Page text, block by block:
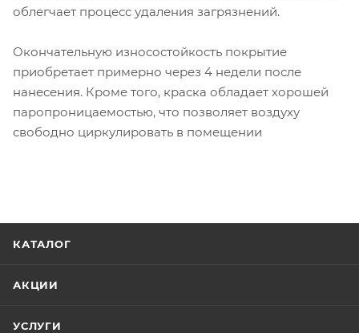
облегчает процесс удаления загрязнений.
Окончательную износостойкость покрытие
приобретает примерно через 4 недели после
нанесения. Кроме того, краска обладает хорошей
паропроницаемостью, что позволяет воздуху
свободно циркулировать в помещении
КАТАЛОГ
АКЦИИ
УСЛУГИ